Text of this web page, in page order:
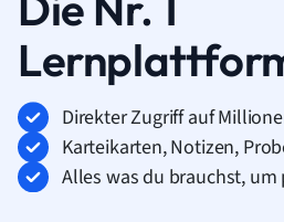
Direkter Zugriff auf
Karteikarten, Notizen,
Alles was du brauchst,